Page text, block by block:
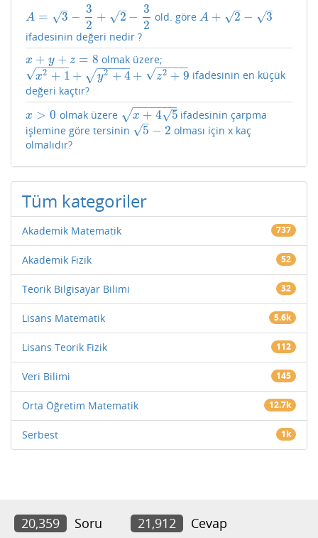
A = 3
–
√ −
3
2
+ 2
–
√ −
3
2
A= 3− 32+2 −3 2 old. göreA + 2
–
√ − 3
–
√
A+ 2− 3
ifadesinin değeri nedir ?
x + y + z = 8
x+ y+ z= 8 olmak üzere;
x2 + 1
− −
−−−
√ + y2 + 4
− −
−−−
√ + z2 + 9
− −
−−−
√
x2+1 +y2 + 4+z 2+9
ifadesinin en küçük
değeri kaçtır?
x > 0
x> 0 olmak üzere x + 4 5
–
√
− −
−−−−−
√
x+45
ifadesinin çarpma
işlemine göre tersinin
5
–
√ − 2
5−2
olması için x kaç
olmalıdır?
Tüm kategoriler
Akademik Matematik 737
Akademik Fizik 52
Teorik Bilgisayar Bilimi 32
Lisans Matematik 5.6k
Lisans Teorik Fizik 112
Veri Bilimi 145
Orta Öğretim Matematik 12.7k
Serbest 1k
20,359 Soru 21,912 Cevap